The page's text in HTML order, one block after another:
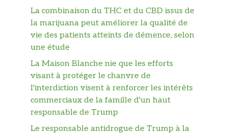
La combinaison du THC et du CBD issus de
la marijuana peut améliorer la qualité de
vie des patients atteints de démence, selon
une étude
La Maison Blanche nie que les efforts
visant à protéger le chanvre de
l'interdiction visent à renforcer les intérêts
commerciaux de la famille d'un haut
responsable de Trump
Le responsable antidrogue de Trump à la